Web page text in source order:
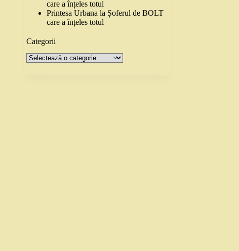
care a înțeles totul
Printesa Urbana la Șoferul de BOLT
care a înțeles totul
Categorii
Categorii